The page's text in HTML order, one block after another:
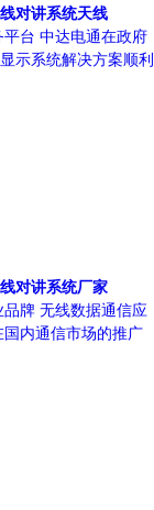
对讲系统天线
平台 中达电通在政府
示系统解决方案顺利
对讲系统厂家
品牌 无线数据通信应
内通信市场的推广